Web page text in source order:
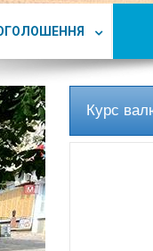
Курс